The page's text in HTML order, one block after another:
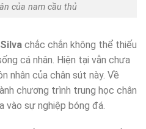
của nam cầu thủ
chắc chắn không thể thiếu
cá nhân. Hiện tại vẫn chưa
nhân của chân sút này. Về
chương trình trung học chân
vào sự nghiệp bóng đá.